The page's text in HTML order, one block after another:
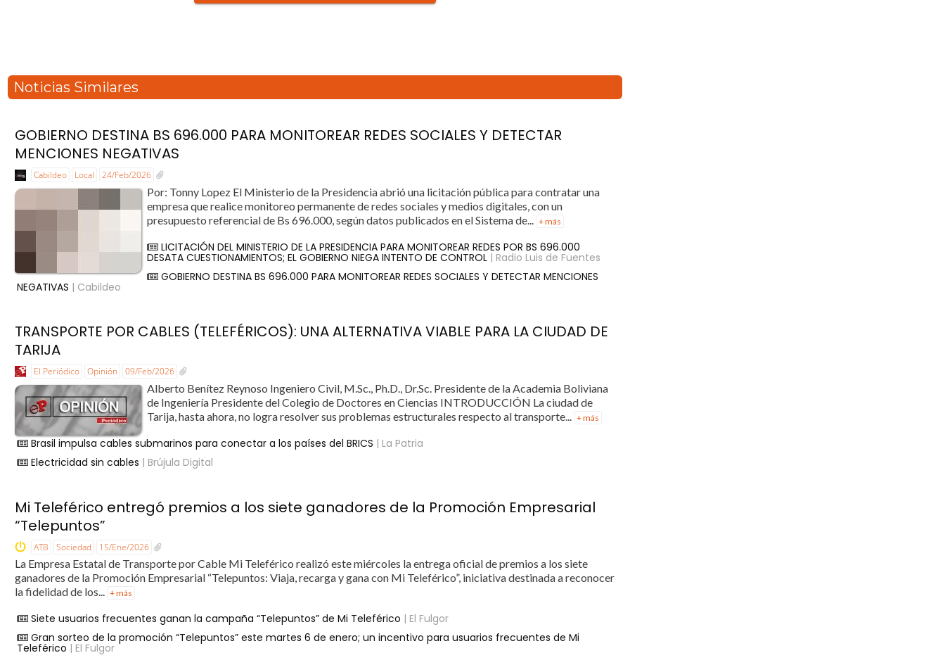
Noticias Similares
GOBIERNO DESTINA BS 696.000 PARA MONITOREAR REDES SOCIALES Y DETECTAR
MENCIONES NEGATIVAS
Cabildeo Local 24/Feb/2026
Por: Tonny Lopez El Ministerio de la Presidencia abrió una licitación pública para contratar una
empresa que realice monitoreo permanente de redes sociales y medios digitales, con un
presupuesto referencial de Bs 696.000, según datos publicados en el Sistema de...
+ más
LICITACIÓN DEL MINISTERIO DE LA PRESIDENCIA PARA MONITOREAR REDES POR BS 696.000
DESATA CUESTIONAMIENTOS; EL GOBIERNO NIEGA INTENTO DE CONTROL | Radio Luis de Fuentes
GOBIERNO DESTINA BS 696.000 PARA MONITOREAR REDES SOCIALES Y DETECTAR MENCIONES
NEGATIVAS | Cabildeo
TRANSPORTE POR CABLES (TELEFÉRICOS): UNA ALTERNATIVA VIABLE PARA LA CIUDAD DE
TARIJA
El Periódico Opinión 09/Feb/2026
Alberto Benítez Reynoso Ingeniero Civil, M.Sc., Ph.D., Dr.Sc. Presidente de la Academia Boliviana
de Ingeniería Presidente del Colegio de Doctores en Ciencias INTRODUCCIÓN La ciudad de
Tarija, hasta ahora, no logra resolver sus problemas estructurales respecto al transporte... + más
Brasil impulsa cables submarinos para conectar a los países del BRICS | La Patria
Electricidad sin cables | Brújula Digital
Mi Teleférico entregó premios a los siete ganadores de la Promoción Empresarial
“Telepuntos”
ATB Sociedad 15/Ene/2026
La Empresa Estatal de Transporte por Cable Mi Teleférico realizó este miércoles la entrega oficial de premios a los siete
ganadores de la Promoción Empresarial “Telepuntos: Viaja, recarga y gana con Mi Teleférico”, iniciativa destinada a reconocer
la fidelidad de los... + más
Siete usuarios frecuentes ganan la campaña “Telepuntos” de Mi Teleférico | El Fulgor
Gran sorteo de la promoción “Telepuntos” este martes 6 de enero; un incentivo para usuarios frecuentes de Mi
Teleférico | El Fulgor